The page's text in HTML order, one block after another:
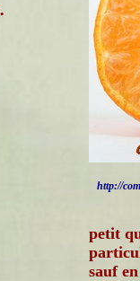
http://
petit
sauf